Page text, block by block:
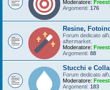
Moderatore:
Argomenti: 176
Resine,
Forum dedicato
aftermarket.
Moderatore:
Argomenti: 88
Stucchi e
Forum dedicato
Moderatore:
Argomenti: 183